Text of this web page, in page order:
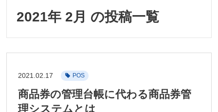
2021年 2月 の投稿一覧
2021.02.17 POS
商品券の管理台帳に代わる商品券管
理システムとは